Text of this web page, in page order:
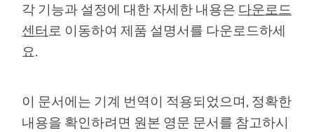
각 기능과 설정에 대한 자세한 내용은 다운로드
센터로 이동하여 제품 설명서를 다운로드하세
요.
이 문서에는 기계 번역이 적용되었으며, 정확한
내용을 확인하려면 원본 영문 문서를 참고하시